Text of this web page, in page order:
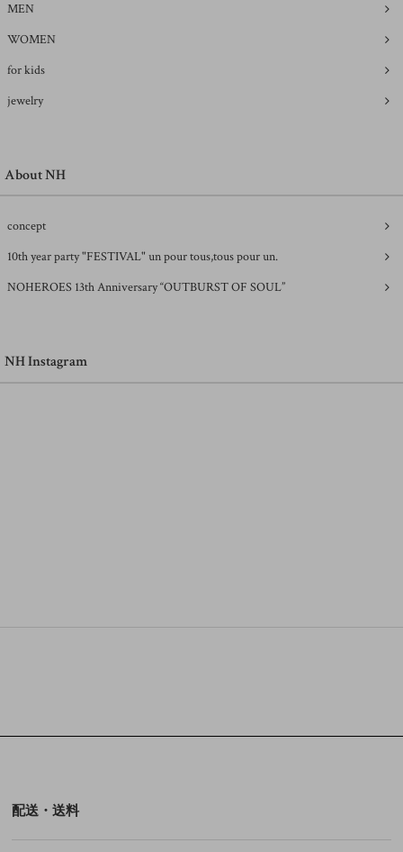
MEN
WOMEN
for kids
jewelry
About NH
concept
10th year party "FESTIVAL" un pour tous,tous pour un.
NOHEROES 13th Anniversary “OUTBURST OF SOUL”
NH Instagram
配送・送料